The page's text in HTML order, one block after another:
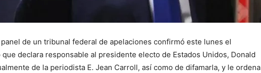
panel de un tribunal federal de apelaciones confirmó este lunes el
declara responsable al presidente electo de Estados Unidos, Donald
de la periodista E. Jean Carroll, así como de difamarla, y le ordena